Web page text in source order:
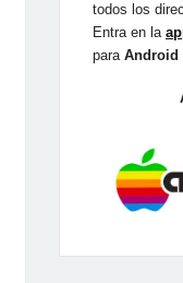
todos los
Entra en la
para Android